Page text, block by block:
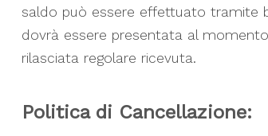
saldo può essere effettuato tramite
dovrà essere presentata al
rilasciata regolare ricevuta.
Politica di Cancellazione: